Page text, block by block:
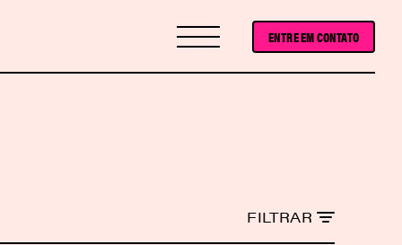
ENTRE EM CONTATO
FILTRAR